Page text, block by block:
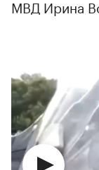
МВД Ирина